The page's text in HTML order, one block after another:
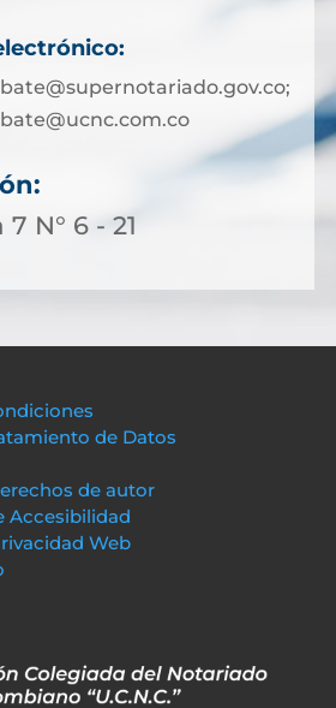
N° 6 - 21
de Datos
de autor
Accesibilidad
Web